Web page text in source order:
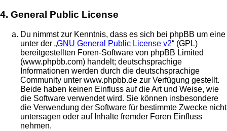
4. General Public License
Du nimmst zur Kenntnis, dass es sich bei phpBB um eine
unter der „GNU General Public License v2“ (GPL)
bereitgestellten Foren-Software von phpBB Limited
(www.phpbb.com) handelt; deutschsprachige
Informationen werden durch die deutschsprachige
Community unter www.phpbb.de zur Verfügung gestellt.
Beide haben keinen Einfluss auf die Art und Weise, wie
die Software verwendet wird. Sie können insbesondere
die Verwendung der Software für bestimmte Zwecke nicht
untersagen oder auf Inhalte fremder Foren Einfluss
nehmen.